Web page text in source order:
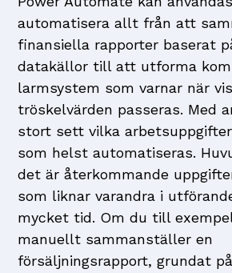
automatisera allt från att
finansiella rapporter baserat
datakällor till att utforma
larmsystem som varnar när
tröskelvärden passeras. Med
stort sett vilka
som helst automatiseras.
det är återkommande
som liknar varandra i
mycket tid. Om du till
manuellt sammanställer en
försäljningsrapport, grundat